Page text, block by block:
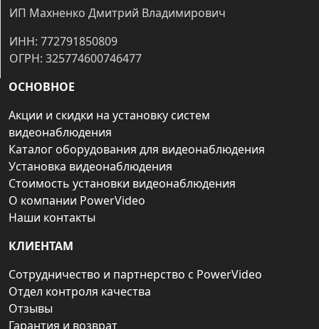
ИП Махненко Дмитрий Владимирович
ИНН: 772791850809
ОГРН: 325774600746477
ОСНОВНОЕ
Акции и скидки на установку систем
видеонаблюдения
Каталог оборудования для видеонаблюдения
Установка видеонаблюдения
Стоимость установки видеонаблюдения
О компании PowerVideo
Наши контакты
КЛИЕНТАМ
Сотрудничество и партнерство с PowerVideo
Отдел контроля качества
Отзывы
Гарантия и возврат